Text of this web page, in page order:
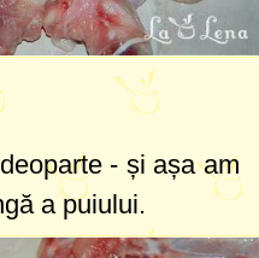
- și așa am
a puiului.